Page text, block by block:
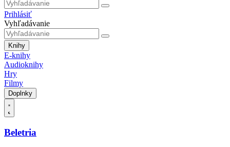
Prihlásiť
Vyhľadávanie
Knihy
E-knihy
Audioknihy
Hry
Filmy
Doplnky
Beletria